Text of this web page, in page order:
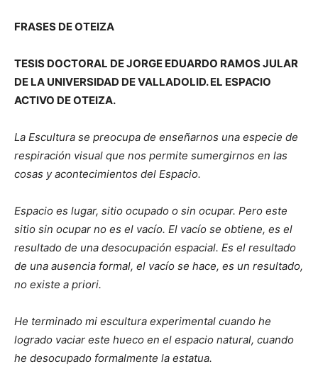
FRASES DE OTEIZA
TESIS DOCTORAL DE JORGE EDUARDO RAMOS JULAR
DE LA UNIVERSIDAD DE VALLADOLID. EL ESPACIO
ACTIVO DE OTEIZA.
La Escultura se preocupa de enseñarnos una especie de
respiración visual que nos permite sumergirnos en las
cosas y acontecimientos del Espacio.
Espacio es lugar, sitio ocupado o sin ocupar. Pero este
sitio sin ocupar no es el vacío. El vacío se obtiene, es el
resultado de una desocupación espacial. Es el resultado
de una ausencia formal, el vacío se hace, es un resultado,
no existe a priori.
He terminado mi escultura experimental cuando he
logrado vaciar este hueco en el espacio natural, cuando
he desocupado formalmente la estatua.